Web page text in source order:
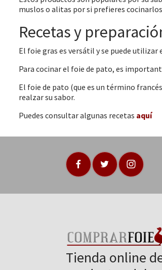
muslos o alitas por si prefieres
Recetas y
El foie gras es versátil y se puede
Para cocinar el foie de pato, es
El foie de pato (que es un término
realzar su sabor.
Puedes consultar algunas recetas aquí
Tienda online